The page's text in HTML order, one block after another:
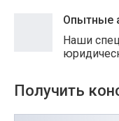
Опытные
Наши
Получить